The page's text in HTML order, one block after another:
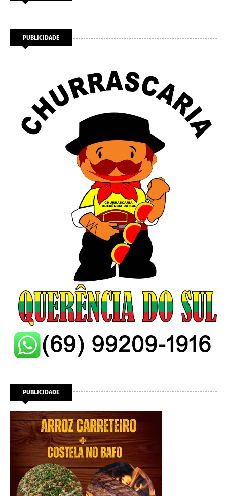
PUBLICIDADE
PUBLICIDADE